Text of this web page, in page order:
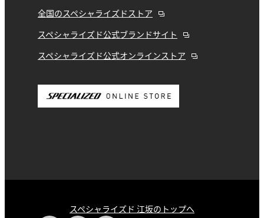
全国のスペシャライズドストア
スペシャライズド公式ブランドサイト
スペシャライズド公式オンラインストア
スペシャライズド 江坂のトップへ